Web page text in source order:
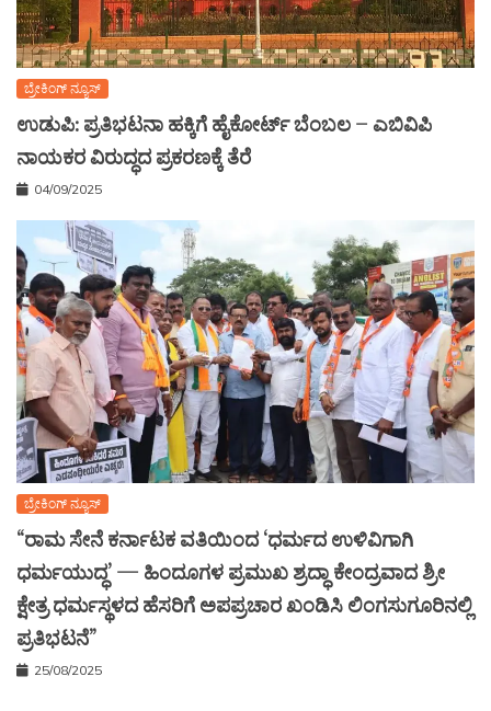
ಬ್ರೇಕಿಂಗ್ ನ್ಯೂಸ್
ಉಡುಪಿ: ಪ್ರತಿಭಟನಾ ಹಕ್ಕಿಗೆ ಹೈಕೋರ್ಟ್ ಬೆಂಬಲ – ಎಬಿವಿಪಿ
ನಾಯಕರ ವಿರುದ್ಧದ ಪ್ರಕರಣಕ್ಕೆ ತೆರೆ
04/09/2025
ಬ್ರೇಕಿಂಗ್ ನ್ಯೂಸ್
“ರಾಮ ಸೇನೆ ಕರ್ನಾಟಕ ವತಿಯಿಂದ ‘ಧರ್ಮದ ಉಳಿವಿಗಾಗಿ
ಧರ್ಮಯುದ್ಧ’ — ಹಿಂದೂಗಳ ಪ್ರಮುಖ ಶ್ರದ್ಧಾ ಕೇಂದ್ರವಾದ ಶ್ರೀ
ಕ್ಷೇತ್ರ ಧರ್ಮಸ್ಥಳದ ಹೆಸರಿಗೆ ಅಪಪ್ರಚಾರ ಖಂಡಿಸಿ ಲಿಂಗಸುಗೂರಿನಲ್ಲಿ
ಪ್ರತಿಭಟನೆ”
25/08/2025